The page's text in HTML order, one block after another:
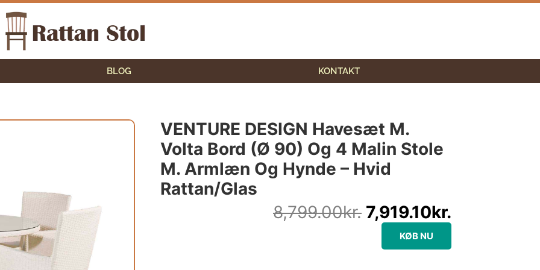
BLOG KONTAKT
VENTURE DESIGN Havesæt M.
Volta Bord (Ø 90) Og 4 Malin Stole
M. Armlæn Og Hynde – Hvid
Rattan/glas
8,799.00kr.
oprindelige
pris
var:
8,799.00kr..
7,919.10kr.
KØB NU